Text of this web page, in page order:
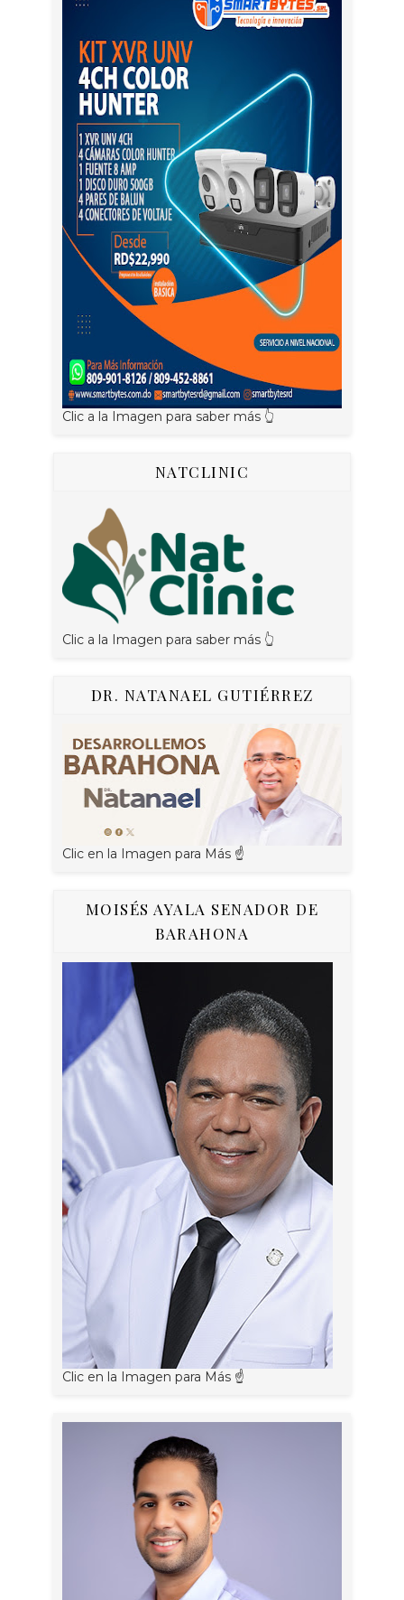
Clic a la Imagen para saber más 👆
NATCLINIC
Clic a la Imagen para saber más 👆
DR. NATANAEL GUTIÉRREZ
Clic en la Imagen para Más ☝
MOISÉS AYALA SENADOR DE
BARAHONA
Clic en la Imagen para Más ☝